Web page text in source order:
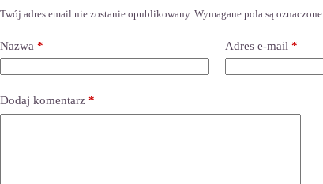
Twój adres email nie zostanie opublikowany. Wymagane pola są oznaczone
Nazwa * Adres e-mail *
Dodaj komentarz *